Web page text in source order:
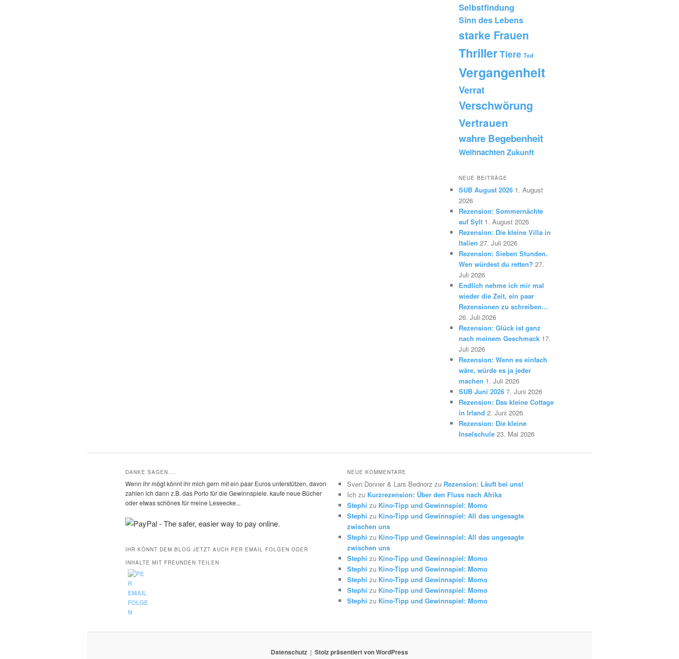
Selbstfindung
Sinn des Lebens
starke Frauen
ThrillerTiere Tod
Vergangenheit
Verrat
Verschwörung
Vertrauen
wahre Begebenheit
WeihnachtenZukunft
NEUE BEITRÄGE
SUB August 2026 1. August
2026
Rezension: Sommernächte
auf Sylt 1. August 2026
Rezension: Die kleine Villa in
Italien 27. Juli 2026
Rezension: Sieben Stunden.
Wen würdest du retten? 27.
Juli 2026
Endlich nehme ich mir mal
wieder die Zeit, ein paar
Rezensionen zu schreiben…
26. Juli 2026
Rezension: Glück ist ganz
nach meinem Geschmack 17.
Juli 2026
Rezension: Wenn es einfach
wäre, würde es ja jeder
machen 1. Juli 2026
SUB Juni 2026 7. Juni 2026
Rezension: Das kleine Cottage
in Irland 2. Juni 2026
Rezension: Die kleine
Inselschule 23. Mai 2026
DANKE SAGEN….
Wenn ihr mögt könnt ihr mich gern mit ein paar Euros unterstützen, davon
zahlen ich dann z.B. das Porto für die Gewinnspiele. kaufe neue Bücher
oder etwas schönes für meine Leseecke...
IHR KÖNNT DEM BLOG JETZT AUCH PER EMAIL FOLGEN ODER
INHALTE MIT FREUNDEN TEILEN
NEUE KOMMENTARE
Sven Donner & Lars Bednorz zu Rezension: Läuft bei uns!
Ich zu Kurzrezension: Über den Fluss nach Afrika
Stephi zu Kino-Tipp und Gewinnspiel: Momo
Stephi zu Kino-Tipp und Gewinnspiel: All das ungesagte
zwischen uns
Stephi zu Kino-Tipp und Gewinnspiel: All das ungesagte
zwischen uns
Stephi zu Kino-Tipp und Gewinnspiel: Momo
Stephi zu Kino-Tipp und Gewinnspiel: Momo
Stephi zu Kino-Tipp und Gewinnspiel: Momo
Stephi zu Kino-Tipp und Gewinnspiel: Momo
Stephi zu Kino-Tipp und Gewinnspiel: Momo
Datenschutz Stolz präsentiert von WordPress